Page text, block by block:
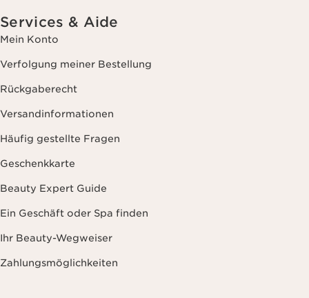
Services & Aide
Mein Konto
Verfolgung meiner Bestellung
Rückgaberecht
Versandinformationen
Häufig gestellte Fragen
Geschenkkarte
Beauty Expert Guide
Ein Geschäft oder Spa finden
Ihr Beauty-Wegweiser
Zahlungsmöglichkeiten